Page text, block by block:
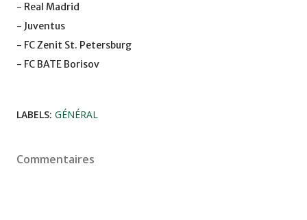
- Real Madrid
- Juventus
- FC Zenit St. Petersburg
- FC BATE Borisov
LABELS: GÉNÉRAL
Commentaires